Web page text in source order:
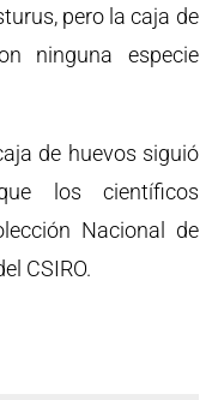
pero la caja de
ninguna especie
de huevos siguió
los científicos
Nacional de
CSIRO.